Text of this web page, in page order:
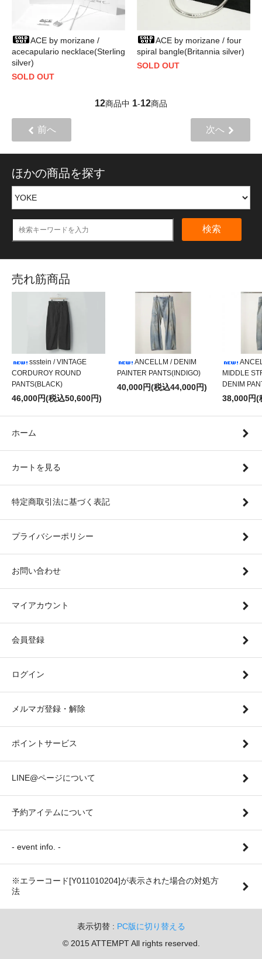
ACE by morizane /
acecapulario necklace(Sterling
silver)
SOLD OUT
ACE by morizane / four
spiral bangle(Britannia silver)
SOLD OUT
12商品中 1-12商品
前へ 次へ
ほかの商品を探す
検索
売れ筋商品
ssstein / VINTAGE
CORDUROY ROUND
PANTS(BLACK)
46,000円(税込50,600円)
ANCELLM / DENIM
PAINTER PANTS(INDIGO)
40,000円(税込44,000円)
MIDDLE
DENIM
38,000円(
ホーム
カートを見る
特定商取引法に基づく表記
プライバシーポリシー
お問い合わせ
マイアカウント
会員登録
ログイン
メルマガ登録・解除
ポイントサービス
LINE@ページについて
予約アイテムについて
- event info. -
※エラーコード[Y011010204]が表示された場合の対処方
法
表示切替 : PC版に切り替える
© 2015 ATTEMPT All rights reserved.